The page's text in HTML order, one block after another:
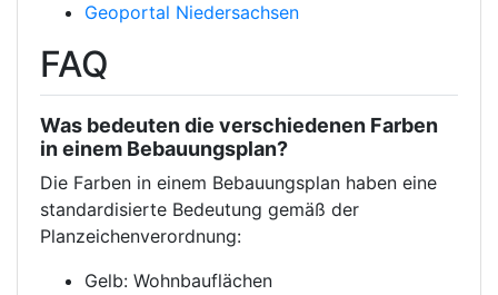
Geoportal Niedersachsen
FAQ
Was bedeuten die verschiedenen Farben
in einem Bebauungsplan?
Die Farben in einem Bebauungsplan haben eine
standardisierte Bedeutung gemäß der
Planzeichenverordnung:
Gelb: Wohnbauflächen